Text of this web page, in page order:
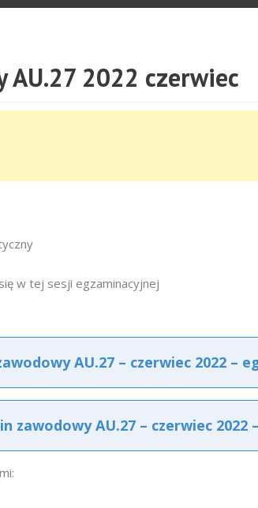
AU.27 2022 czerwiec
w tej sesji egzaminacyjnej
AU.27 – czerwiec 2022 –
zawodowy AU.27 – czerwiec 2022